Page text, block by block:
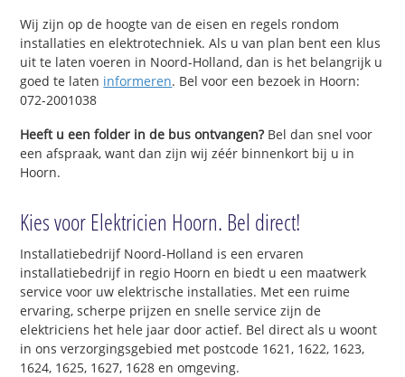
Wij zijn op de hoogte van de eisen en regels rondom
installaties en elektrotechniek. Als u van plan bent een klus
uit te laten voeren in Noord-Holland, dan is het belangrijk u
goed te laten informeren. Bel voor een bezoek in Hoorn:
072-2001038
Heeft u een folder in de bus ontvangen?Bel dan snel voor
een afspraak, want dan zijn wij zéér binnenkort bij u in
Hoorn.
Kies voor Elektricien Hoorn. Bel direct!
Installatiebedrijf Noord-Holland is een ervaren
installatiebedrijf in regio Hoorn en biedt u een maatwerk
service voor uw elektrische installaties. Met een ruime
ervaring, scherpe prijzen en snelle service zijn de
elektriciens het hele jaar door actief. Bel direct als u woont
in ons verzorgingsgebied met postcode 1621, 1622, 1623,
1624, 1625, 1627, 1628 en omgeving.